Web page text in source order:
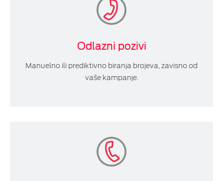
Odlazni pozivi
Manuelno ili prediktivno biranja brojeva, zavisno od
vaše kampanje.